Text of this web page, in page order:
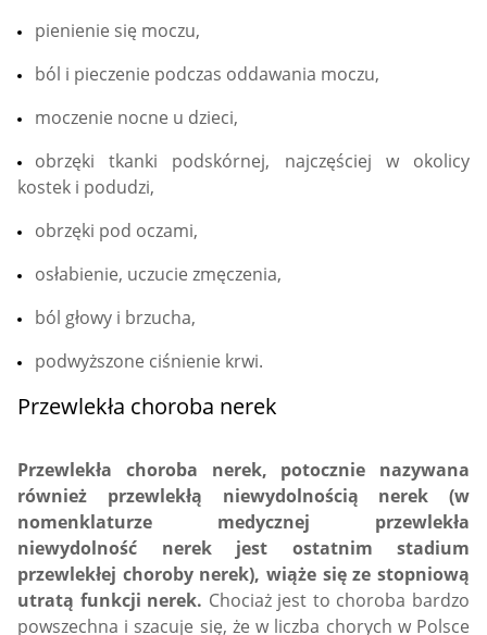
pienienie się moczu,
ból i pieczenie podczas oddawania moczu,
moczenie nocne u dzieci,
obrzęki tkanki podskórnej, najczęściej w okolicy
kostek i podudzi,
obrzęki pod oczami,
osłabienie, uczucie zmęczenia,
ból głowy i brzucha,
podwyższone ciśnienie krwi.
Przewlekła choroba nerek
Przewlekła choroba nerek, potocznie nazywana
również przewlekłą niewydolnością nerek (w
nomenklaturze medycznej przewlekła
niewydolność nerek jest ostatnim stadium
przewlekłej choroby nerek), wiąże się ze stopniową
utratą funkcji nerek. Chociaż jest to choroba bardzo
powszechna i szacuje się, że w liczba chorych w Polsce